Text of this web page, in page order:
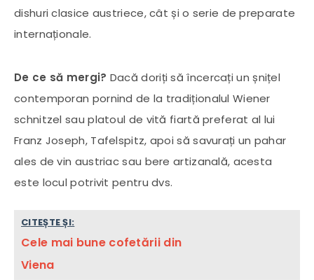
dishuri clasice austriece, cât și o serie de preparate
internaționale.
De ce să mergi? Dacă doriți să încercați un șnițel
contemporan pornind de la tradiționalul Wiener
schnitzel sau platoul de vită fiartă preferat al lui
Franz Joseph, Tafelspitz, apoi să savurați un pahar
ales de vin austriac sau bere artizanală, acesta
este locul potrivit pentru dvs.
CITEȘTE ȘI:
Cele mai bune cofetării din
Viena